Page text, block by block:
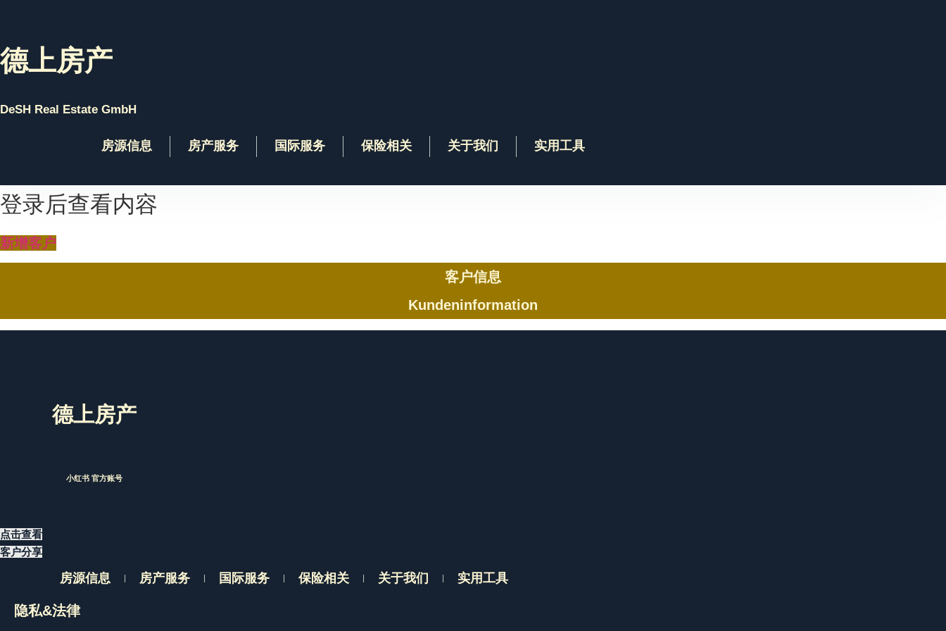
德上房产
DeSH Real Estate GmbH
房源信息 房产服务 国际服务 保险相关 关于我们 实用工具
登录后查看内容
新增客户
客户信息
Kundeninformation
德上房产
小红书 官方账号
点击查看
客户分享
房源信息 房产服务 国际服务 保险相关 关于我们 实用工具
隐私&法律